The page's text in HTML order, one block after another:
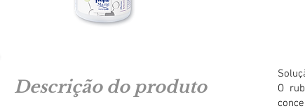
Descrição do produto
O